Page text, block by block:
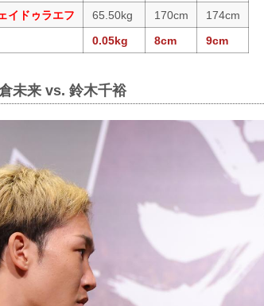
イドゥラエフ
65.50kg 170cm
174cm
0.05kg 8cm 9cm
未来 vs. 鈴木千裕